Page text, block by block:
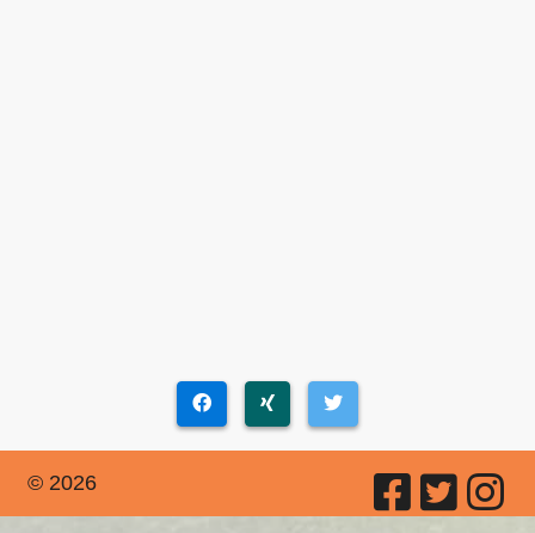
© 2026